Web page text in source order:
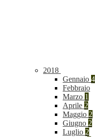
2018
Gennaio 4
Febbraio
Marzo 1
Aprile 2
Maggio 2
Giugno 2
Luglio 2